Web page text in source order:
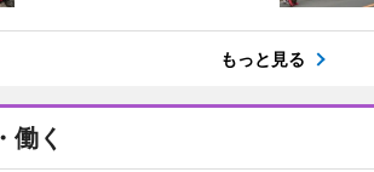
もっと見る
働く